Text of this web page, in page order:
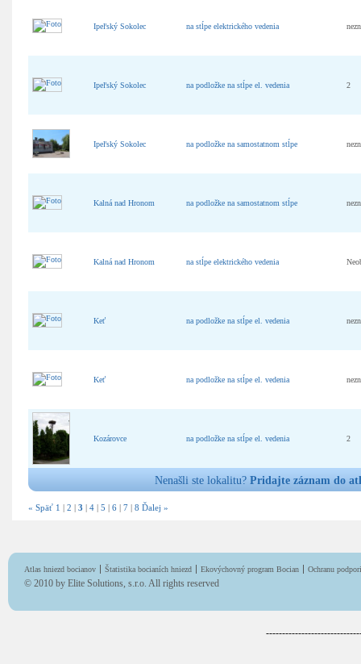
Ipeľský Sokolec na stĺpe elektrického vedenia
Ipeľský Sokolec na podložke na stĺpe el. vedenia 2
Ipeľský Sokolec na podložke na samostatnom stĺpe
Kalná nad Hronom na podložke na samostatnom stĺpe
Kalná nad Hronom na stĺpe elektrického vedenia
Keť na podložke na stĺpe el. vedenia
Keť na podložke na stĺpe el. vedenia
Kozárovce na podložke na stĺpe el. vedenia 2
Nenašli ste lokalitu? Pridajte záznam do
« Späť 1 2 3 4 5 6 7 8 Ďalej »
Atlas hniezd bocianov Štatistika bocianích hniezd Ekovýchovný program Bocian Ochranu
© 2010 by Elite Solutions, s.r.o. All rights reserved